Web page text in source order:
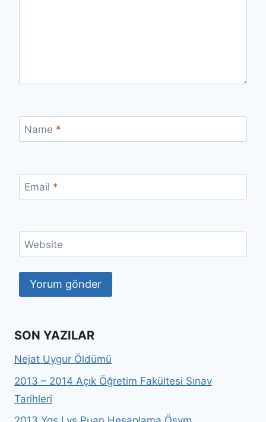
Name *
Email *
Website
SON YAZILAR
Nejat Uygur Öldümü
2013 – 2014 Açık Öğretim Fakültesi Sınav
Tarihleri